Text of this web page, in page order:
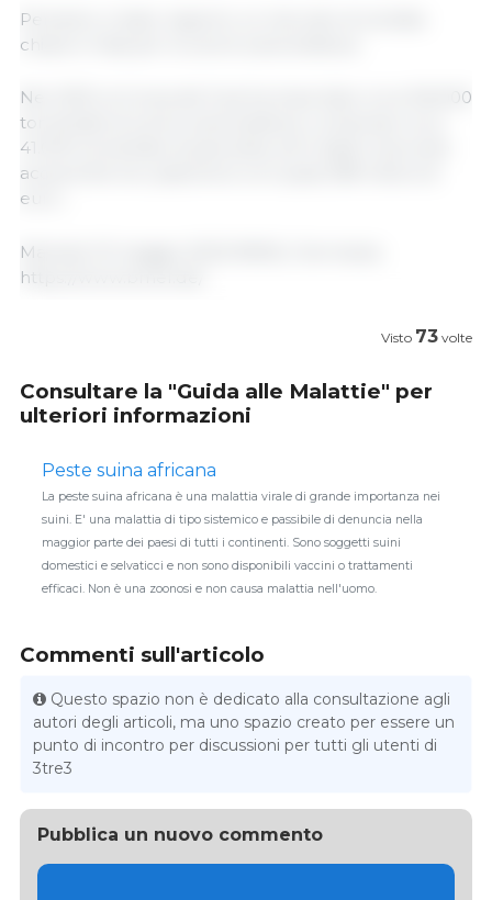
Pertanto, è stato riaperto un mercato di vendita
chiave in Asia per la carne suina tedesca.
Nel 2019, la Corea del Sud ha importato circa 106.000
tonnellate di carne suina tedesca, comprese circa
41.000 tonnellate di pancetta, ed è stata il secondo
acquirente tra i paesi terzi con quasi 298 milioni di
euro...
Martedì 23 maggio 2023/ BMEL/ Germania.
https://www.bmel.de/
Visto 73 volte
Consultare la "Guida alle Malattie" per
ulteriori informazioni
Peste suina africana
La peste suina africana è una malattia virale di grande importanza nei
suini. E' una malattia di tipo sistemico e passibile di denuncia nella
maggior parte dei paesi di tutti i continenti. Sono soggetti suini
domestici e selvaticci e non sono disponibili vaccini o trattamenti
efficaci. Non è una zoonosi e non causa malattia nell'uomo.
Commenti sull'articolo
Questo spazio non è dedicato alla consultazione agli
autori degli articoli, ma uno spazio creato per essere un
punto di incontro per discussioni per tutti gli utenti di
3tre3
Pubblica un nuovo commento